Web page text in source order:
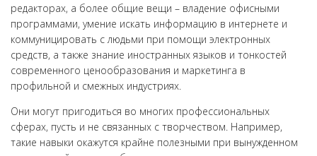
редакторах, а более общие вещи – владение офисными
программами, умение искать информацию в интернете и
коммуницировать с людьми при помощи электронных
средств, а также знание иностранных языков и тонкостей
современного ценообразования и маркетинга в
профильной и смежных индустриях.
Они могут пригодиться во многих профессиональных
сферах, пусть и не связанных с творчеством. Например,
такие навыки окажутся крайне полезными при вынужденном